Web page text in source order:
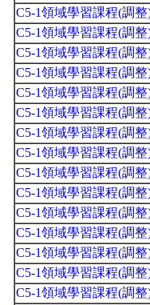
C5-1領域學習課程(調
C5-1領域學習課程(調
C5-1領域學習課程(調
C5-1領域學習課程(調
C5-1領域學習課程(調
C5-1領域學習課程(調
C5-1領域學習課程(調
C5-1領域學習課程(調
C5-1領域學習課程(調
C5-1領域學習課程(調
C5-1領域學習課程(調
C5-1領域學習課程(調
C5-1領域學習課程(調
C5-1領域學習課程(調
C5-1領域學習課程(調